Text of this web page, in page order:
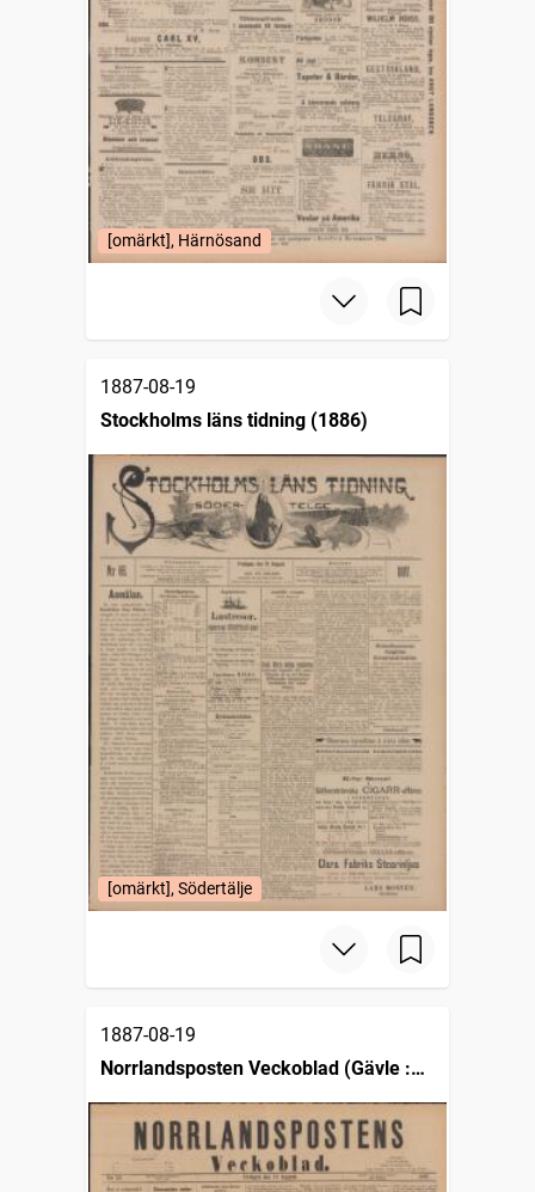
[omärkt], Härnösand
1887-08-19
Stockholms läns tidning (1886)
[omärkt], Södertälje
1887-08-19
Norrlandsposten Veckoblad (Gävle :